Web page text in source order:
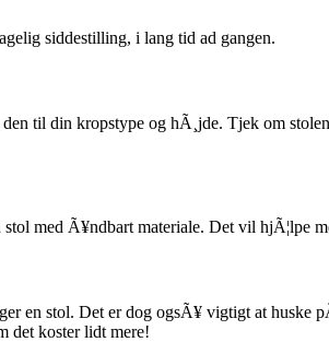
siddestilling, i lang tid ad gangen.
til din kropstype og hÃ¸jde. Tjek om
med Ã¥ndbart materiale. Det vil hjÃ¦lpe
en stol. Det er dog ogsÃ¥ vigtigt at huske
det koster lidt mere!